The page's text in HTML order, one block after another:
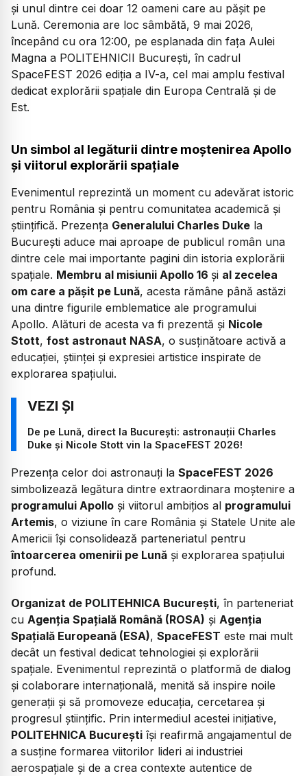
și unul dintre cei doar 12 oameni care au pășit pe
Lună. Ceremonia are loc sâmbătă, 9 mai 2026,
începând cu ora 12:00, pe esplanada din fața Aulei
Magna a POLITEHNICII București, în cadrul
SpaceFEST 2026 ediția a IV-a, cel mai amplu festival
dedicat explorării spațiale din Europa Centrală și de
Est.
Un simbol al legăturii dintre moștenirea Apollo
și viitorul explorării spațiale
Evenimentul reprezintă un moment cu adevărat istoric
pentru România și pentru comunitatea academică și
științifică. Prezența Generalului Charles Duke la
București aduce mai aproape de publicul român una
dintre cele mai importante pagini din istoria explorării
spațiale. Membru al misiunii Apollo 16 și al zecelea
om care a pășit pe Lună, acesta rămâne până astăzi
una dintre figurile emblematice ale programului
Apollo. Alături de acesta va fi prezentă și Nicole
Stott, fost astronaut NASA, o susținătoare activă a
educației, științei și expresiei artistice inspirate de
explorarea spațiului.
De pe Lună, direct la București: astronauții Charles
Duke și Nicole Stott vin la SpaceFEST 2026!
Prezența celor doi astronauți la SpaceFEST 2026
simbolizează legătura dintre extraordinara moștenire a
programului Apollo și viitorul ambițios al programului
Artemis, o viziune în care România și Statele Unite ale
Americii își consolidează parteneriatul pentru
întoarcerea omenirii pe Lună și explorarea spațiului
profund.
Organizat de POLITEHNICA București, în parteneriat
cu Agenția Spațială Română (ROSA) și Agenția
Spațială Europeană (ESA), SpaceFEST este mai mult
decât un festival dedicat tehnologiei și explorării
spațiale. Evenimentul reprezintă o platformă de dialog
și colaborare internațională, menită să inspire noile
generații și să promoveze educația, cercetarea și
progresul științific. Prin intermediul acestei inițiative,
POLITEHNICA București își reafirmă angajamentul de
a susține formarea viitorilor lideri ai industriei
aerospațiale și de a crea contexte autentice de